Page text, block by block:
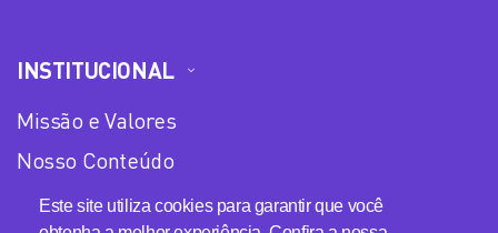
Este site utiliza cookies para garantir que você
INSTITUCIONAL
Missão e Valores
Nosso Conteúdo
Equipe